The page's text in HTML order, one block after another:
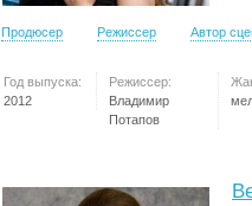
Продюсер Режиссер Автор
Год выпуска:
2012
Режиссер:
Владимир
Потапов